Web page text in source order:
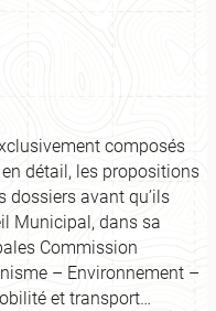
composés
détail, les propositions
dossiers avant qu’ils
Municipal, dans sa
Commission
– Environnement –
et transport…